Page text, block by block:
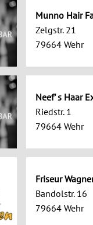
Munno Hair
Zelgstr. 21
79664 Wehr
Neef' s Haar
Riedstr. 1
79664 Wehr
Friseur
Bandolstr. 16
79664 Wehr